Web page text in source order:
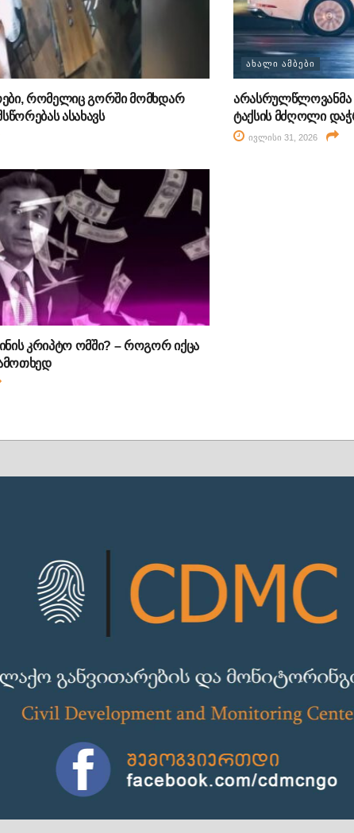
რომელიც გორში მომხდარ
ასახავს
ᲐᲮᲐᲚᲘ ᲐᲛᲑᲔᲑᲘ
არასრულწლოვანმა
ტაქსის მძღოლი
ივლისი 31, 2026
კრიპტო ომში? – როგორ იქცა